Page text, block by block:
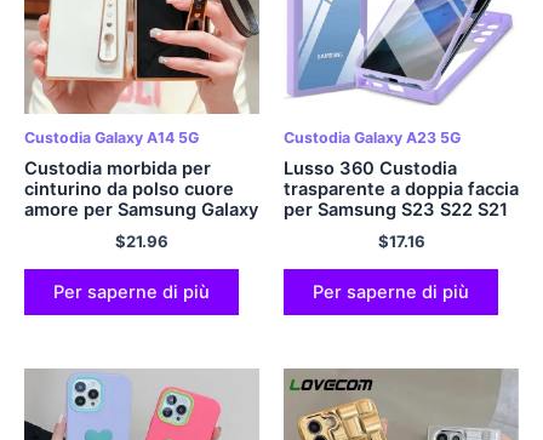
Custodia Galaxy A14 5G
Custodia morbida per
cinturino da polso cuore
amore per Samsung Galaxy
S23 S22 S21 Ultra Plus S20
FE A54 A34 A14 A53 A23
A24 5G borsa a tracolla
morbida
$21.96
Per saperne di più
Custodia Galaxy A23 5G
Lusso 360 Custodia
trasparente a doppia faccia
per Samsung S23 S22 S21
Ultra FE Plus A52 A53 A32
A13 A23 A54 A72 A33 5G
Cover posteriore morbida
$17.16
Per saperne di più